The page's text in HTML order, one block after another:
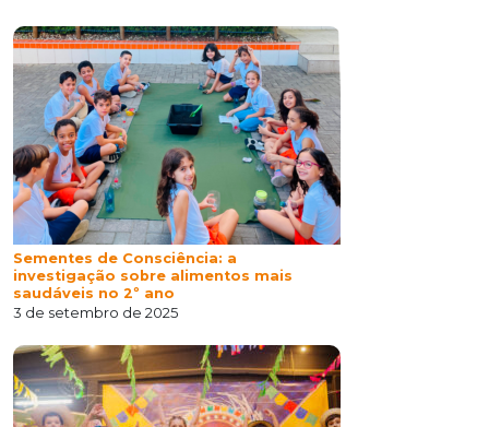
Sementes de Consciência: a
investigação sobre alimentos mais
saudáveis no 2º ano
3 de setembro de 2025